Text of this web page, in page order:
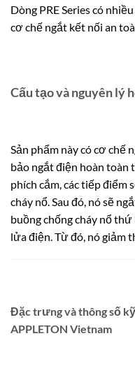
Dòng PRE Series có
cơ chế ngắt kết nối an
Cấu tạo và nguyên lý
Sản phẩm này có cơ chế
bảo ngắt điện hoàn toàn
phích cắm, các tiếp điểm
cháy nổ. Sau đó, nó sẽ
buồng chống cháy nổ
lửa điện. Từ đó, nó giảm
Đặc trưng và thông số
APPLETON Vietnam